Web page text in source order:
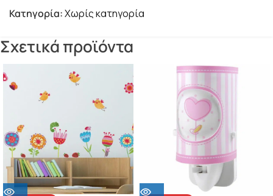
Κατηγορία:Χωρίς κατηγορία
Σχετικά προϊόντα